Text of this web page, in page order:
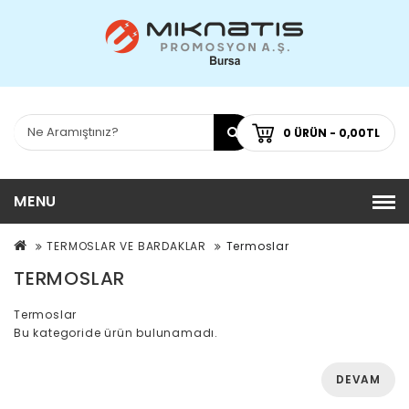
0 ÜRÜN - 0,00TL
MENU
TERMOSLAR VE BARDAKLAR Termoslar
TERMOSLAR
Termoslar
Bu kategoride ürün bulunamadı.
DEVAM